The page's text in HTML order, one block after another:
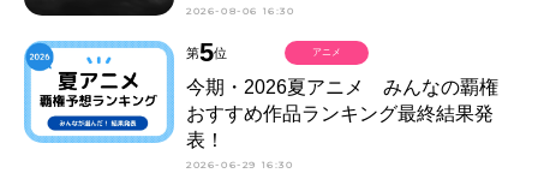
2026-08-06 16:30
第5位
今期・2026夏アニメ みんなの覇権
おすすめ作品ランキング最終結果発
表！
2026-06-29 16:30
アニメ